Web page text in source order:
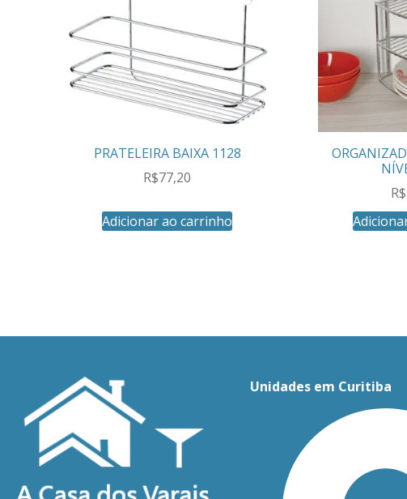
PRATELEIRA BAIXA 1128
R$77,20
Adicionar ao carrinho
R$
Unidades em Curitiba